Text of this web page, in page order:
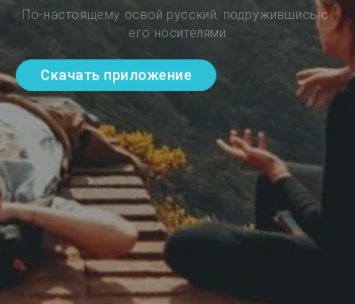
По-настоящему освой русский, подружившись с
его носителями
Скачать приложение